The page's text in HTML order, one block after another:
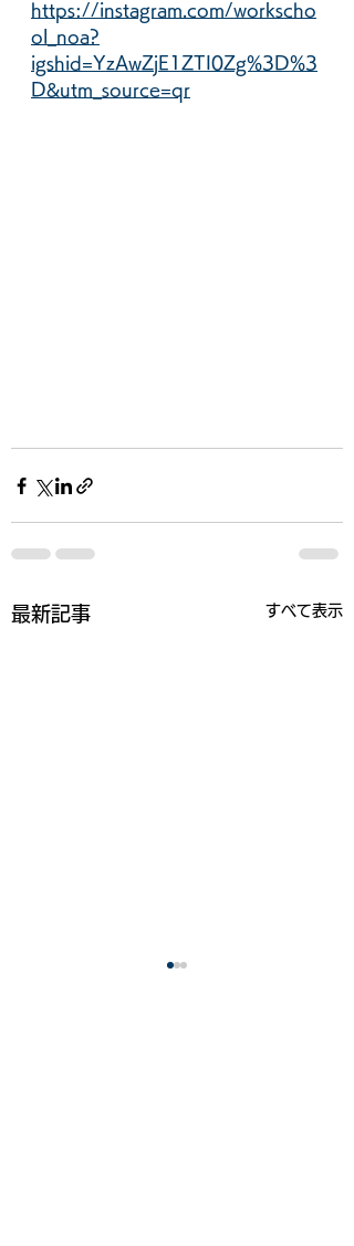
https://instagram.com/workscho
ol_noa?
igshid=YzAwZjE1ZTI0Zg%3D%3
D&utm_source=qr
最新記事 すべて表示